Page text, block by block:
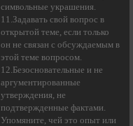
символьные украшения.
11.Задавать свой вопрос в
открытой теме, если только
он не связан с обсуждаемым в
этой теме вопросом.
12.Безосновательные и не
аргументированные
утверждения, не
подтвержденные фактами.
Упомяните, чей это опыт или